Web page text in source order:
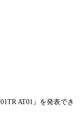
AT01』を発表でき